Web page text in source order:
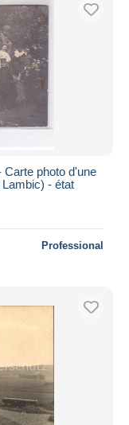
photo d'une
- état
Professional